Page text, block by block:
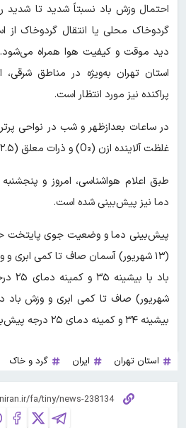
احتمال وزش باد نسبتاً شدید تا
گردوخاک محلی یا انتقال گردوخاک
دید موقت و کیفیت هوا همراه
استان تهران به‌ویژه در مناطق شرقی،
پراکنده نیز مورد انتظار است.
در ساعات بعدازظهر و شب در نواحی
غلظت آلاینده ازن (O₃) و ذرات معلق (PM۲.۵) پیش‌بینی می‌شود.
دما نیز پیش‌بینی شده است.
پیش‌بینی دما و وضعیت جوی پایتخت
(۱۳ شهریور) آسمان صاف تا کمی ابری
شهریور) صاف تا کمی ابری و وزش باد
بیشینه ۳۴ و کمینه دمای ۲۵ درجه پیش‌بینی می‌شود.
استان تهران ایران گرد و خاک